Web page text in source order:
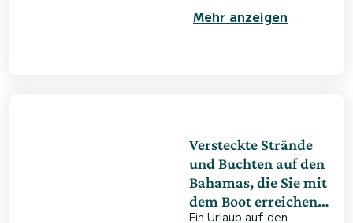
ist. Während viele
ruhige Buchten und
geheime Meeresarme zu
en
Mehr anzeigen
Versteckte Strände
und Buchten auf den
Bahamas, die Sie mit
dem Boot erreichen
Ein Urlaub auf den